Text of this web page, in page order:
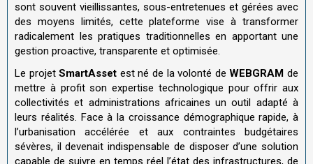
sont souvent vieillissantes, sous-entretenues et gérées avec
des moyens limités, cette plateforme vise à transformer
radicalement les pratiques traditionnelles en apportant une
gestion proactive, transparente et optimisée.
Le projetSmartAsset est né de la volonté deWEBGRAM de
mettre à profit son expertise technologique pour offrir aux
collectivités et administrations africaines un outil adapté à
leurs réalités. Face à la croissance démographique rapide, à
l’urbanisation accélérée et aux contraintes budgétaires
sévères, il devenait indispensable de disposer d’une solution
capable de suivre en temps réel l’état des infrastructures, de